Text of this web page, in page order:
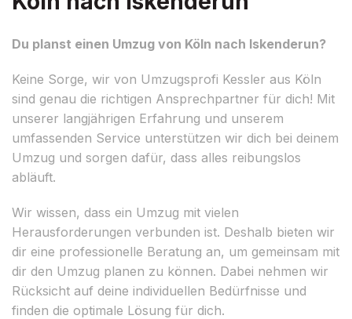
Du planst einen Umzug von Köln nach Iskenderun?
Keine Sorge, wir von Umzugsprofi Kessler aus Köln
sind genau die richtigen Ansprechpartner für dich! Mit
unserer langjährigen Erfahrung und unserem
umfassenden Service unterstützen wir dich bei deinem
Umzug und sorgen dafür, dass alles reibungslos
abläuft.
Wir wissen, dass ein Umzug mit vielen
Herausforderungen verbunden ist. Deshalb bieten wir
dir eine professionelle Beratung an, um gemeinsam mit
dir den Umzug planen zu können. Dabei nehmen wir
Rücksicht auf deine individuellen Bedürfnisse und
finden die optimale Lösung für dich.